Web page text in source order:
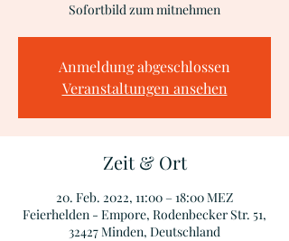
Sofortbild zum mitnehmen
Anmeldung abgeschlossen
Veranstaltungen ansehen
Zeit & Ort
20. Feb. 2022, 11:00 – 18:00 MEZ
Feierhelden - Empore, Rodenbecker Str. 51,
32427 Minden, Deutschland